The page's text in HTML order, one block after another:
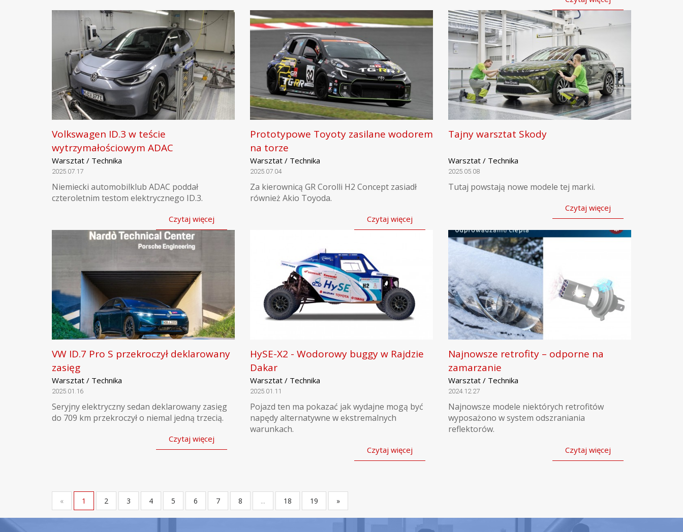
Volkswagen ID.3 w teście
wytrzymałościowym ADAC
Warsztat / Technika
2025.07.17
Niemiecki automobilklub ADAC poddał
czteroletnim testom elektrycznego ID.3.
Czytaj więcej
Prototypowe Toyoty zasilane wodorem
na torze
Warsztat / Technika
2025.07.04
Za kierownicą GR Corolli H2 Concept zasiadł
również Akio Toyoda.
Czytaj więcej
Tajny warsztat Skody
Warsztat / Technika
2025.05.08
Tutaj powstają nowe modele tej marki.
Czytaj więcej
VW ID.7 Pro S przekroczył deklarowany
zasięg
Warsztat / Technika
2025.01.16
Seryjny elektryczny sedan deklarowany zasięg
do 709 km przekroczył o niemal jedną trzecią.
Czytaj więcej
HySE-X2 - Wodorowy buggy w Rajdzie
Dakar
Warsztat / Technika
2025.01.11
Pojazd ten ma pokazać jak wydajne mogą być
napędy alternatywne w ekstremalnych
warunkach.
Czytaj więcej
Najnowsze retrofity – odporne na
zamarzanie
Warsztat / Technika
2024.12.27
Najnowsze modele niektórych retrofitów
wyposażono w system odszraniania
reflektorów.
Czytaj więcej
« 1 2 3 4 5 6 7 8 ... 18 19 »